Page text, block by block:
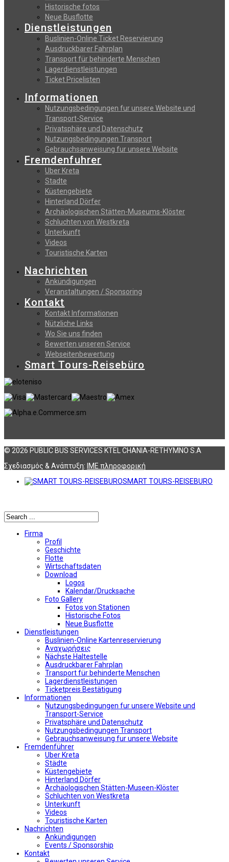
Historische fotos
Neue Busflotte
Dienstleistungen
Buslinien-Online Ticket Reservierung
Αusdruckbarer Fahrplan
Transport für behinderte Menschen
Lagerdienstleistungen
Ticket Pricelisten
Informationen
Nutzungsbedingungen fur unsere Website und
Transport-Service
Privatsphäre und Datenschutz
Nutzungsbedingungen Transport
Gebrauchsanweisung fur unsere Website
Fremdenfuhrer
Uber Kreta
Stadte
Küstengebiete
Hinterland Dörfer
Archäologischen Stätten-Museums-Klöster
Schluchten von Westkreta
Unterkunft
Videos
Touristische Karten
Nachrichten
Ankündigungen
Veranstaltungen / Sponsoring
Kontakt
Kontakt Informationen
Nützliche Links
Wo Sie uns finden
Bewerten unseren Service
Webseitenbewertung
Smart Tours-Reisebüro
© 2026 PUBLIC BUS SERVICES KTEL CHANIA-RETHYMNO S.A
Σχεδιασμός & Ανάπτυξη: ΙΜΕ πληροφορική
SMART TOURS-REISEBURO
Firma
Profil
Geschichte
Flotte
Wirtschaftsdaten
Download
Logos
Kalendar/Drucksache
Foto Gallery
Fotos von Stationen
Historische Fotos
Neue Busflotte
Dienstleistungen
Buslinien-Online Kartenreservierung
Αναχωρήσεις
Nächste Haltestelle
Αusdruckbarer Fahrplan
Transport für behinderte Menschen
Lagerdienstleistungen
Ticketpreis Bestätigung
Informationen
Nutzungsbedingungen fur unsere Website und
Transport-Service
Privatsphäre und Datenschutz
Nutzungsbedingungen Transport
Gebrauchsanweisung fur unsere Website
Fremdenführer
Uber Kreta
Städte
Küstengebiete
Hinterland Dörfer
Archäologischen Stätten-Museen-Klöster
Schluchten von Westkreta
Unterkunft
Videos
Touristische Karten
Nachrichten
Ankündigungen
Events / Sponsorship
Kontakt